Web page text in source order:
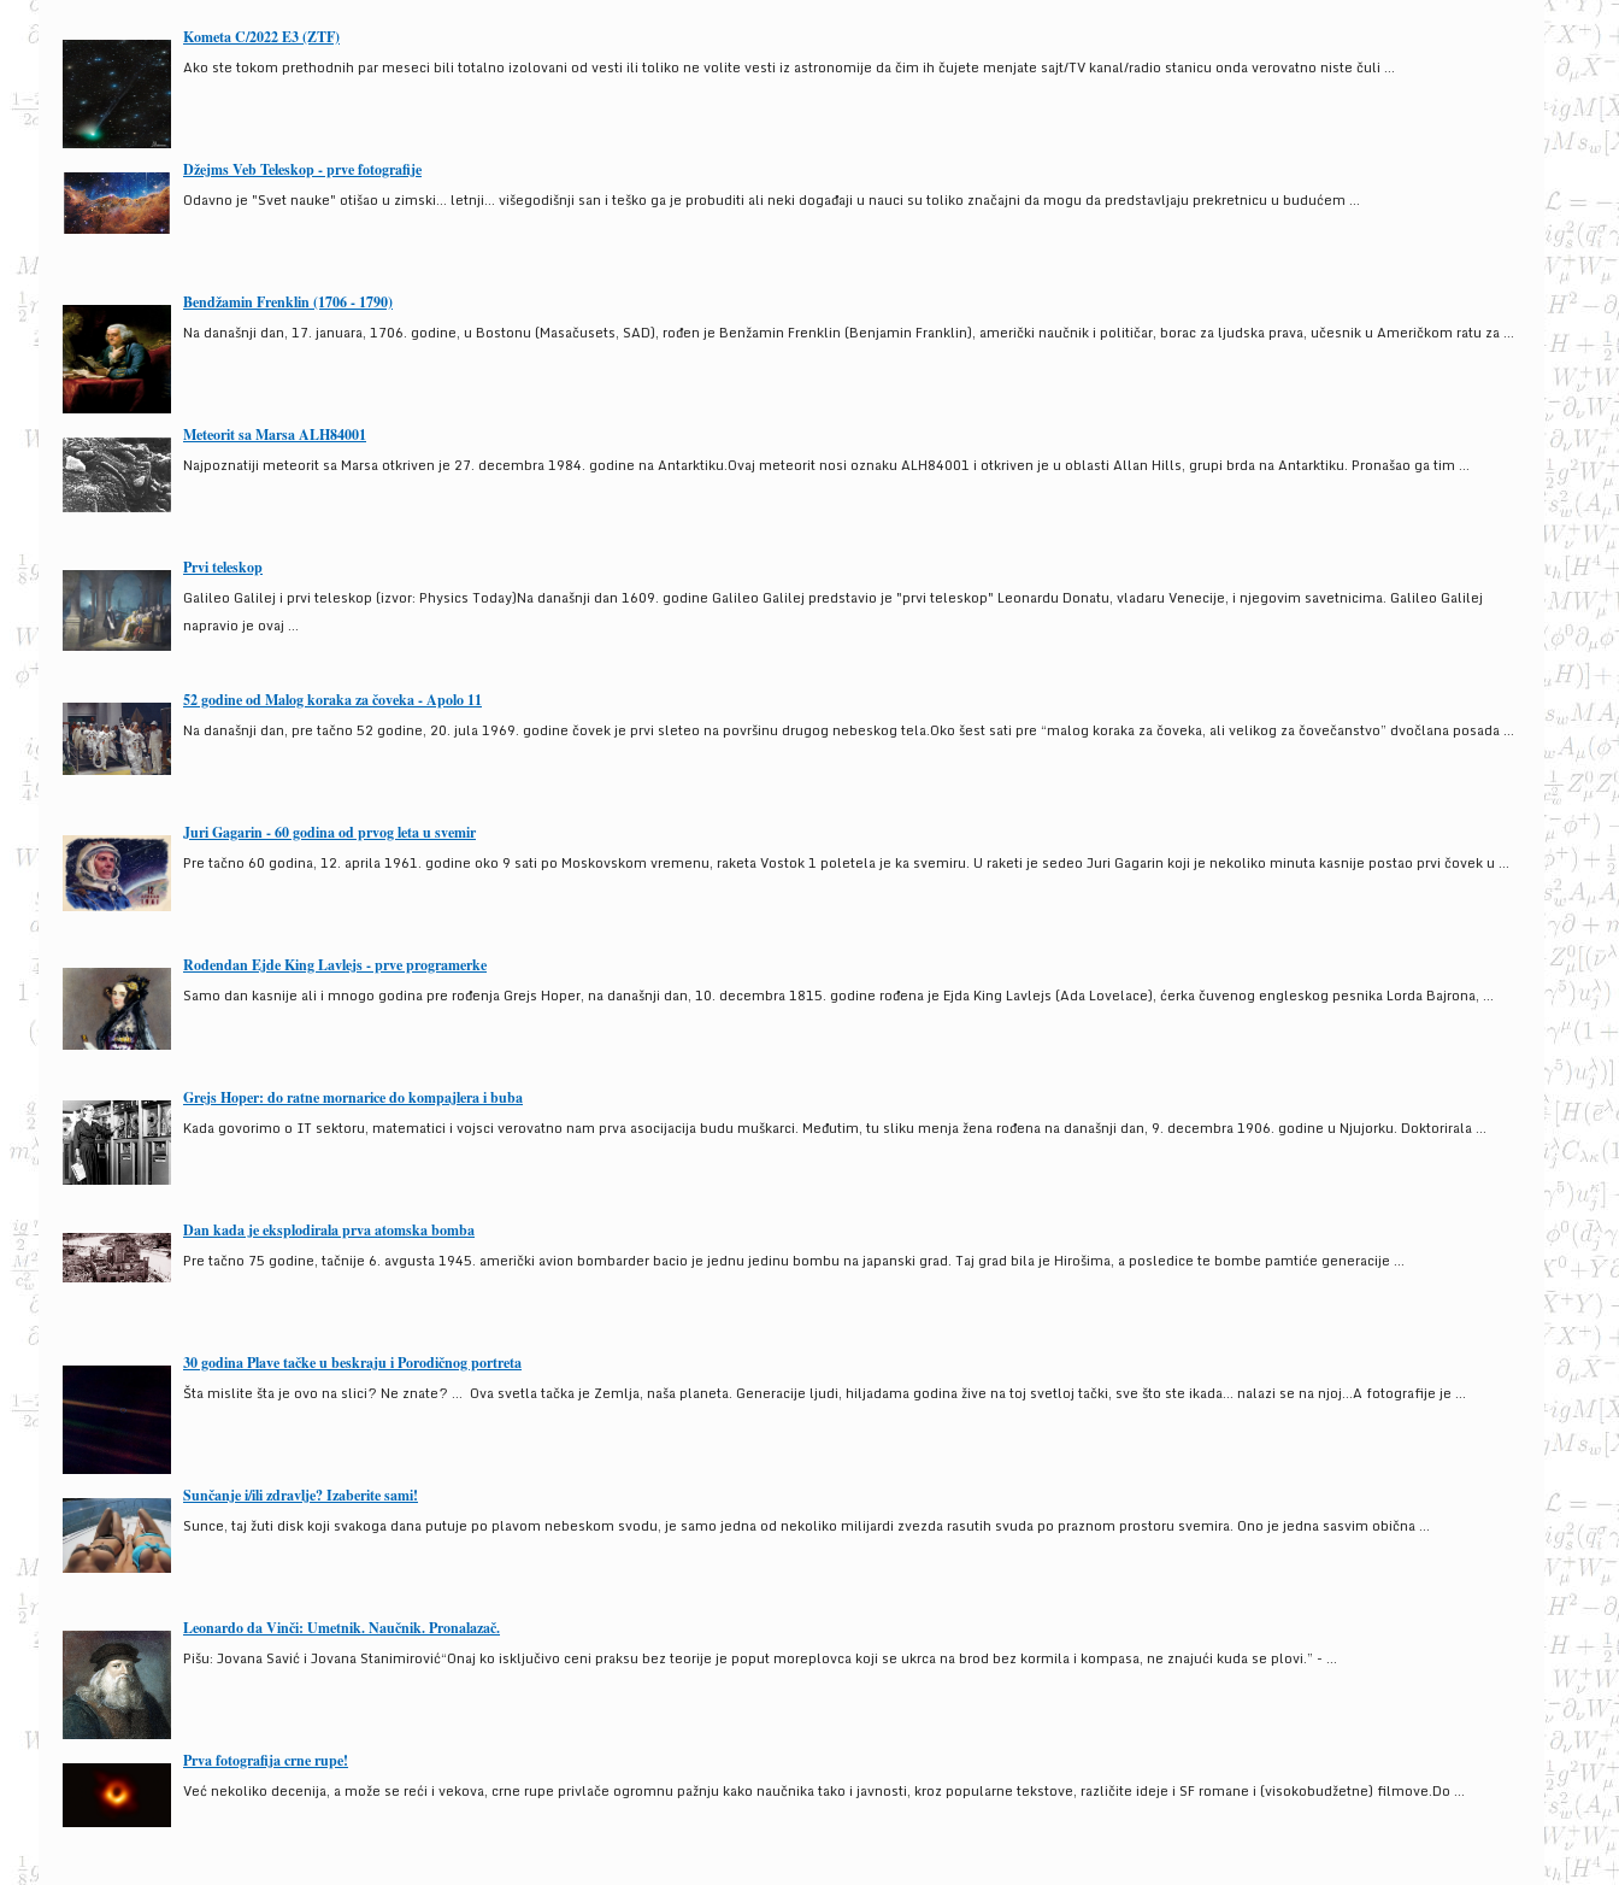
Kometa C/2022 E3 (ZTF)
Ako ste tokom prethodnih par meseci bili totalno izolovani od vesti ili toliko ne volite vesti iz astronomije da čim ih čujete menjate sajt/TV kanal/radio stanicu onda verovatno niste čuli ...
Džejms Veb Teleskop - prve fotografije
Odavno je "Svet nauke" otišao u zimski... letnji... višegodišnji san i teško ga je probuditi ali neki događaji u nauci su toliko značajni da mogu da predstavljaju prekretnicu u budućem ...
Bendžamin Frenklin (1706 - 1790)
Na današnji dan, 17. januara, 1706. godine, u Bostonu (Masačusets, SAD), rođen je Benžamin Frenklin (Benjamin Franklin), američki naučnik i političar, borac za ljudska prava, učesnik u Američkom ratu za ...
Meteorit sa Marsa ALH84001
Najpoznatiji meteorit sa Marsa otkriven je 27. decembra 1984. godine na Antarktiku.Ovaj meteorit nosi oznaku ALH84001 i otkriven je u oblasti Allan Hills, grupi brda na Antarktiku. Pronašao ga tim ...
Prvi teleskop
Galileo Galilej i prvi teleskop (izvor: Physics Today)Na današnji dan 1609. godine Galileo Galilej predstavio je "prvi teleskop" Leonardu Donatu, vladaru Venecije, i njegovim savetnicima. Galileo Galilej
napravio je ovaj ...
52 godine od Malog koraka za čoveka - Apolo 11
Na današnji dan, pre tačno 52 godine, 20. jula 1969. godine čovek je prvi sleteo na površinu drugog nebeskog tela.Oko šest sati pre “malog koraka za čoveka, ali velikog za čovečanstvo” dvočlana posada ...
Juri Gagarin - 60 godina od prvog leta u svemir
Pre tačno 60 godina, 12. aprila 1961. godine oko 9 sati po Moskovskom vremenu, raketa Vostok 1 poletela je ka svemiru. U raketi je sedeo Juri Gagarin koji je nekoliko minuta kasnije postao prvi čovek u ...
Rođendan Ejde King Lavlejs - prve programerke
Samo dan kasnije ali i mnogo godina pre rođenja Grejs Hoper, na današnji dan, 10. decembra 1815. godine rođena je Ejda King Lavlejs (Ada Lovelace), ćerka čuvenog engleskog pesnika Lorda Bajrona, ...
Grejs Hoper: do ratne mornarice do kompajlera i buba
Kada govorimo o IT sektoru, matematici i vojsci verovatno nam prva asocijacija budu muškarci. Međutim, tu sliku menja žena rođena na današnji dan, 9. decembra 1906. godine u Njujorku. Doktorirala ...
Dan kada je eksplodirala prva atomska bomba
Pre tačno 75 godine, tačnije 6. avgusta 1945. američki avion bombarder bacio je jednu jedinu bombu na japanski grad. Taj grad bila je Hirošima, a posledice te bombe pamtiće generacije ...
30 godina Plave tačke u beskraju i Porodičnog portreta
Šta mislite šta je ovo na slici? Ne znate? … Ova svetla tačka je Zemlja, naša planeta. Generacije ljudi, hiljadama godina žive na toj svetloj tački, sve što ste ikada… nalazi se na njoj…A fotografije je ...
Sunčanje i/ili zdravlje? Izaberite sami!
Sunce, taj žuti disk koji svakoga dana putuje po plavom nebeskom svodu, je samo jedna od nekoliko milijardi zvezda rasutih svuda po praznom prostoru svemira. Ono je jedna sasvim obična ...
Leonardo da Vinči: Umetnik. Naučnik. Pronalazač.
Pišu: Jovana Savić i Jovana Stanimirović“Onaj ko isključivo ceni praksu bez teorije je poput moreplovca koji se ukrca na brod bez kormila i kompasa, ne znajući kuda se plovi.” - ...
Prva fotografija crne rupe!
Već nekoliko decenija, a može se reći i vekova, crne rupe privlače ogromnu pažnju kako naučnika tako i javnosti, kroz popularne tekstove, različite ideje i SF romane i (visokobudžetne) filmove.Do ...